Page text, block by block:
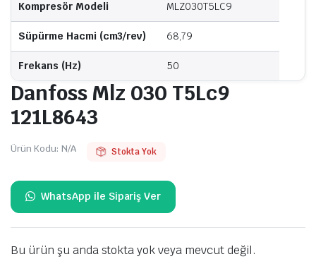
Kompresör Modeli MLZ030T5LC9
Süpürme Hacmi (cm3/rev) 68,79
Frekans (Hz) 50
Danfoss Mlz 030 T5Lc9
121L8643
Ürün Kodu: N/A Stokta Yok
Bu ürün şu anda stokta yok veya mevcut değil.